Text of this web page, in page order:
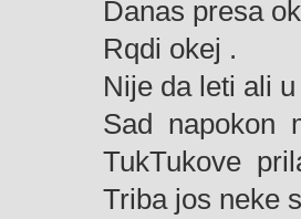
Danas presa
Rqdi okej .
Nije da leti ali
Sad napokon
TukTukove
Triba jos neke